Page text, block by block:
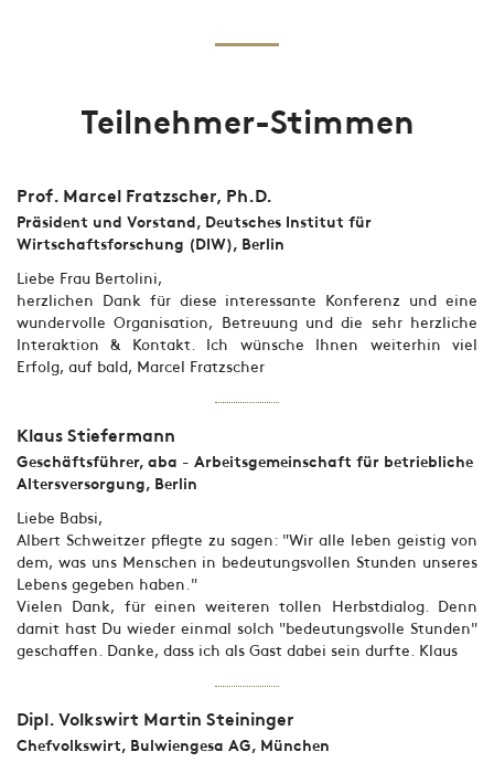
Teilnehmer-Stimmen
Prof. Marcel Fratzscher, Ph.D.
Präsident und Vorstand, Deutsches Institut für
Wirtschaftsforschung (DIW), Berlin
Liebe Frau Bertolini,
herzlichen Dank für diese interessante Konferenz und eine
wundervolle Organisation, Betreuung und die sehr herzliche
Interaktion & Kontakt. Ich wünsche Ihnen weiterhin viel
Erfolg, auf bald, Marcel Fratzscher
Klaus Stiefermann
Geschäftsführer, aba - Arbeitsgemeinschaft für betriebliche
Altersversorgung, Berlin
Liebe Babsi,
Albert Schweitzer pflegte zu sagen: "Wir alle leben geistig von
dem, was uns Menschen in bedeutungsvollen Stunden unseres
Lebens gegeben haben."
Vielen Dank, für einen weiteren tollen Herbstdialog. Denn
damit hast Du wieder einmal solch "bedeutungsvolle Stunden"
geschaffen. Danke, dass ich als Gast dabei sein durfte. Klaus
Dipl. Volkswirt Martin Steininger
Chefvolkswirt, Bulwiengesa AG, München